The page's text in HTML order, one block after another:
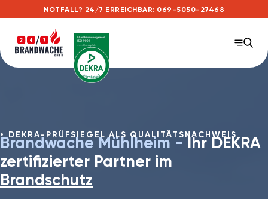
NOTFALL? 24/7 ERREICHBAR: 069-5050-27468
DEKRA-PRÜFSIEGEL ALS QUALITÄTSNACHWEIS
Brandwache Mühlheim -Ihr DEKRA
zertifizierter Partner im
Brandschutz